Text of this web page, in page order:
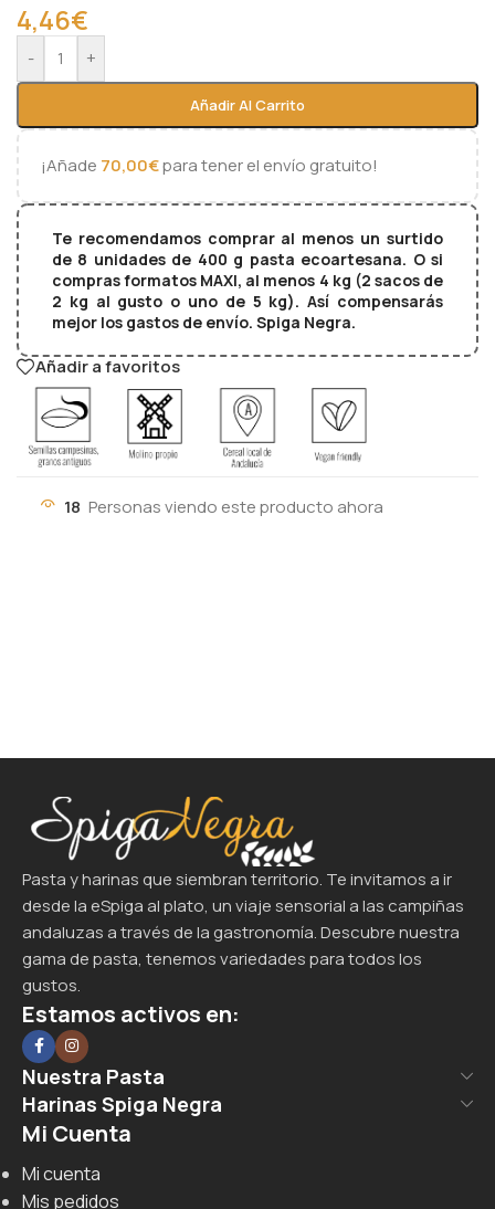
4,46€
- +
Añadir Al Carrito
Alternative:
¡Añade 70,00€para tener el envío gratuito!
Te recomendamos comprar al menos un surtido
de 8 unidades de 400 g pasta ecoartesana. O si
compras formatos MAXI, al menos 4 kg (2 sacos de
2 kg al gusto o uno de 5 kg). Así compensarás
mejor los gastos de envío. Spiga Negra.
Añadir a favoritos
18 Personas viendo este producto ahora
Pasta y harinas que siembran territorio. Te invitamos a ir
desde la eSpiga al plato, un viaje sensorial a las campiñas
andaluzas a través de la gastronomía. Descubre nuestra
gama de pasta, tenemos variedades para todos los
gustos.
Estamos activos en:
Nuestra Pasta
Harinas Spiga Negra
Mi Cuenta
Mi cuenta
Mis pedidos